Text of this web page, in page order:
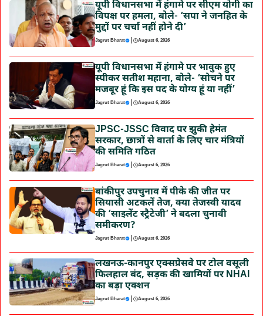
यूपी विधानसभा में हंगामे पर सीएम योगी का
विपक्ष पर हमला, बोले- ‘सपा ने जनहित के
मुद्दों पर चर्चा नहीं होने दी’
Jagrut Bharat | August 6, 2026
यूपी विधानसभा में हंगामे पर भावुक हुए
स्पीकर सतीश महाना, बोले- ‘सोचने पर
मजबूर हूं कि इस पद के योग्य हूं या नहीं’
Jagrut Bharat | August 6, 2026
JPSC-JSSC विवाद पर झुकी हेमंत
सरकार, छात्रों से वार्ता के लिए चार मंत्रियों
की समिति गठित
Jagrut Bharat | August 6, 2026
बांकीपुर उपचुनाव में पीके की जीत पर
सियासी अटकलें तेज, क्या तेजस्वी यादव
की ‘साइलेंट स्ट्रैटेजी’ ने बदला चुनावी
समीकरण?
Jagrut Bharat | August 6, 2026
लखनऊ-कानपुर एक्सप्रेसवे पर टोल वसूली
फिलहाल बंद, सड़क की खामियों पर NHAI
का बड़ा एक्शन
Jagrut Bharat | August 6, 2026